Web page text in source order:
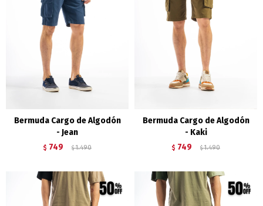
Bermuda Cargo de Algodón
- Jean
$ 749 $ 1.490
Bermuda Cargo de Algodón
- Kaki
$ 749 $ 1.490